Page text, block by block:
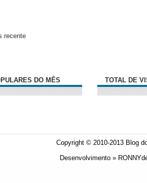
recente
DO MÊS TOTAL DE
Copyright © 2010-2013 Blog
Desenvolvimento »